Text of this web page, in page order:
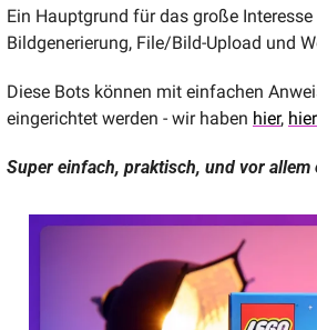
Ein Hauptgrund für das große
Bildgenerierung, File/Bild-Upload und
Diese Bots können mit einfachen
eingerichtet werden - wir haben hier, hier
Super einfach, praktisch, und vor